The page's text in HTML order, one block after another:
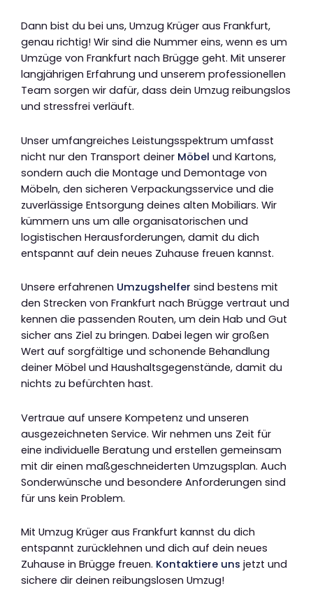
Dann bist du bei uns, Umzug Krüger aus Frankfurt,
genau richtig! Wir sind die Nummer eins, wenn es um
Umzüge von Frankfurt nach Brügge geht. Mit unserer
langjährigen Erfahrung und unserem professionellen
Team sorgen wir dafür, dass dein Umzug reibungslos
und stressfrei verläuft.
Unser umfangreiches Leistungsspektrum umfasst
nicht nur den Transport deiner Möbel und Kartons,
sondern auch die Montage und Demontage von
Möbeln, den sicheren Verpackungsservice und die
zuverlässige Entsorgung deines alten Mobiliars. Wir
kümmern uns um alle organisatorischen und
logistischen Herausforderungen, damit du dich
entspannt auf dein neues Zuhause freuen kannst.
Unsere erfahrenen Umzugshelfer sind bestens mit
den Strecken von Frankfurt nach Brügge vertraut und
kennen die passenden Routen, um dein Hab und Gut
sicher ans Ziel zu bringen. Dabei legen wir großen
Wert auf sorgfältige und schonende Behandlung
deiner Möbel und Haushaltsgegenstände, damit du
nichts zu befürchten hast.
Vertraue auf unsere Kompetenz und unseren
ausgezeichneten Service. Wir nehmen uns Zeit für
eine individuelle Beratung und erstellen gemeinsam
mit dir einen maßgeschneiderten Umzugsplan. Auch
Sonderwünsche und besondere Anforderungen sind
für uns kein Problem.
Mit Umzug Krüger aus Frankfurt kannst du dich
entspannt zurücklehnen und dich auf dein neues
Zuhause in Brügge freuen. Kontaktiere uns jetzt und
sichere dir deinen reibungslosen Umzug!